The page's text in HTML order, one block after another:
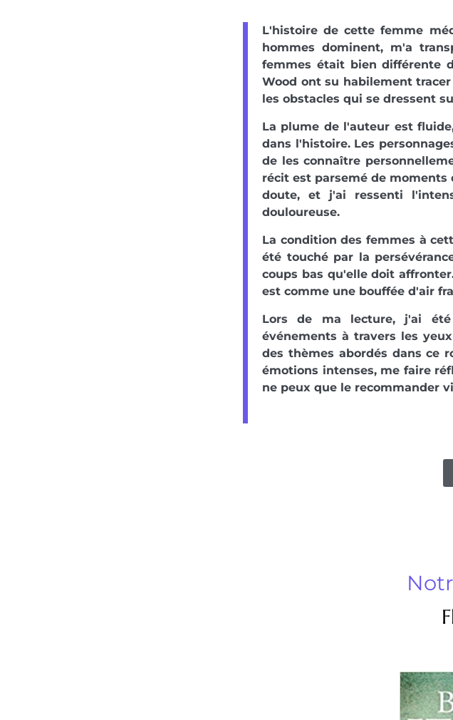
L'histoire de cette femme
hommes dominent, m'a
femmes était bien différente
Wood ont su habilement
les obstacles qui se dressent
La plume de l'auteur est
dans l'histoire. Les
de les connaître
récit est parsemé de
doute, et j'ai ressenti
douloureuse.
La condition des femmes à
été touché par la
coups bas qu'elle doit
est comme une bouffée d'air
Lors de ma lecture, j'ai
événements à travers les
des thèmes abordés dans ce
émotions intenses, me faire
ne peux que le recommander